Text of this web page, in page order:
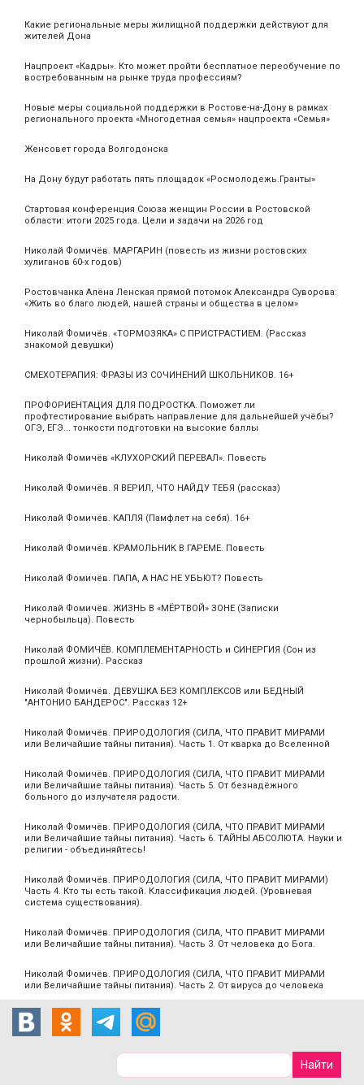
Какие региональные меры жилищной поддержки действуют для
жителей Дона
Нацпроект «Кадры». Кто может пройти бесплатное переобучение по
востребованным на рынке труда профессиям?
Новые меры социальной поддержки в Ростове-на-Дону в рамках
регионального проекта «Многодетная семья» нацпроекта «Семья»
Женсовет города Волгодонска
На Дону будут работать пять площадок «Росмолодежь.Гранты»
Стартовая конференция Союза женщин России в Ростовской
области: итоги 2025 года. Цели и задачи на 2026 год
Николай Фомичёв. МАРГАРИН (повесть из жизни ростовских
хулиганов 60-х годов)
Ростовчанка Алёна Ленская прямой потомок Александра Суворова:
«Жить во благо людей, нашей страны и общества в целом»
Николай Фомичёв. «ТОРМОЗЯКА» С ПРИСТРАСТИЕМ. (Рассказ
знакомой девушки)
СМЕХОТЕРАПИЯ: ФРАЗЫ ИЗ СОЧИНЕНИЙ ШКОЛЬНИКОВ. 16+
ПРОФОРИЕНТАЦИЯ ДЛЯ ПОДРОСТКА. Поможет ли
профтестирование выбрать направление для дальнейшей учёбы?
ОГЭ, ЕГЭ... тонкости подготовки на высокие баллы
Николай Фомичёв «КЛУХОРСКИЙ ПЕРЕВАЛ». Повесть
Николай Фомичёв. Я ВЕРИЛ, ЧТО НАЙДУ ТЕБЯ (рассказ)
Николай Фомичёв. КАПЛЯ (Памфлет на себя). 16+
Николай Фомичёв. КРАМОЛЬНИК В ГАРЕМЕ. Повесть
Николай Фомичёв. ПАПА, А НАС НЕ УБЬЮТ? Повесть
Николай Фомичёв. ЖИЗНЬ В «МЁРТВОЙ» ЗОНЕ (Записки
чернобыльца). Повесть
Николай ФОМИЧЁВ. КОМПЛЕМЕНТАРНОСТЬ и СИНЕРГИЯ (Сон из
прошлой жизни). Рассказ
Николай Фомичёв. ДЕВУШКА БЕЗ КОМПЛЕКСОВ или БЕДНЫЙ
"АНТОНИО БАНДЕРОС". Рассказ 12+
Николай Фомичёв. ПРИРОДОЛОГИЯ (СИЛА, ЧТО ПРАВИТ МИРАМИ
или Величайшие тайны питания). Часть 1. От кварка до Вселенной
Николай Фомичёв. ПРИРОДОЛОГИЯ (СИЛА, ЧТО ПРАВИТ МИРАМИ
или Величайшие тайны питания). Часть 5. От безнадёжного
больного до излучателя радости.
Николай Фомичёв. ПРИРОДОЛОГИЯ (СИЛА, ЧТО ПРАВИТ МИРАМИ
или Величайшие тайны питания). Часть 6. ТАЙНЫ АБСОЛЮТА. Науки и
религии - объединяйтесь!
Николай Фомичёв. ПРИРОДОЛОГИЯ (СИЛА, ЧТО ПРАВИТ МИРАМИ)
Часть 4. Кто ты есть такой. Классификация людей. (Уровневая
система существования).
Николай Фомичёв. ПРИРОДОЛОГИЯ (СИЛА, ЧТО ПРАВИТ МИРАМИ
или Величайшие тайны питания). Часть 3. От человека до Бога.
Николай Фомичёв. ПРИРОДОЛОГИЯ (СИЛА, ЧТО ПРАВИТ МИРАМИ
или Величайшие тайны питания). Часть 2. От вируса до человека